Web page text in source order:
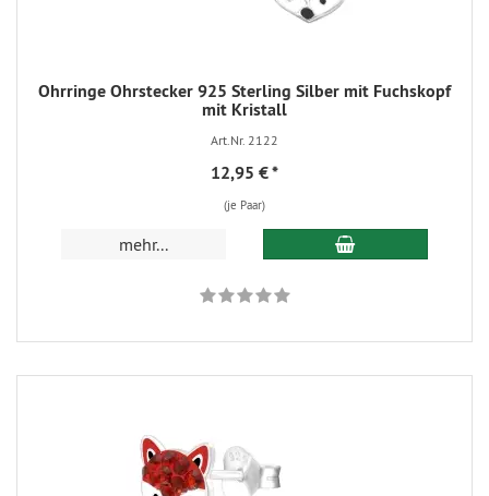
Ohrringe Ohrstecker 925 Sterling Silber mit Fuchskopf
mit Kristall
Art.Nr. 2122
12,95 €*
(je Paar)
mehr...